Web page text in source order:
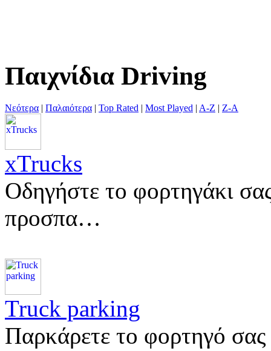
Παιχνίδια Driving
Νεότερα | Παλαιότερα | Top Rated | Most Played | A-Z | Z-A
xTrucks
Οδηγήστε το φορτηγάκι
προσπα…
Truck parking
Παρκάρετε το φορτηγό σας